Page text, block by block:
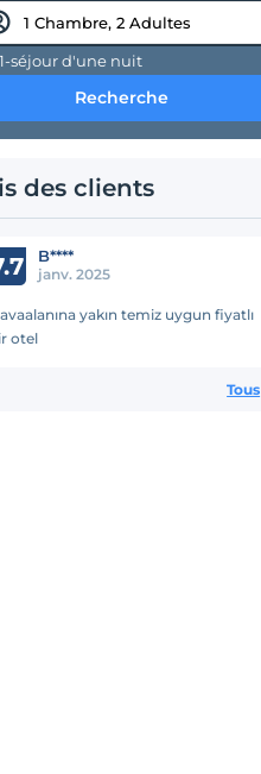
1-séjour d'une nuit
Recherche
des clients
B****
janv. 2025
yakın temiz uygun fiyatlı
otel
Tous